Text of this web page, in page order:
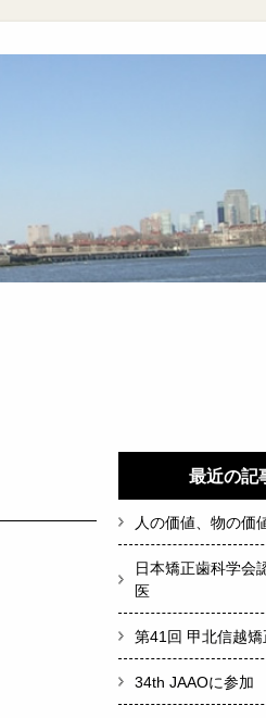
最近の記
人の価値、物の価
日本矯正歯科学会
医
第41回 甲北信越
34th JAAOに参加